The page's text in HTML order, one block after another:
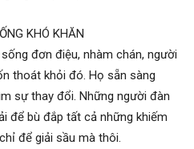
KHÓ KHĂN
đơn điệu, nhàm chán, người
thoát khỏi đó. Họ sẵn sàng
sự thay đổi. Những người đàn
để bù đắp tất cả những khiếm
để giải sầu mà thôi.